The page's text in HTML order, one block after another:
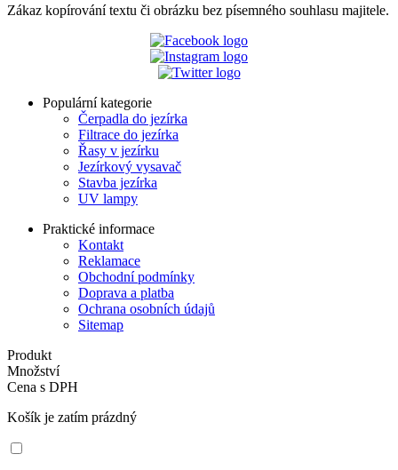
Zákaz kopírování textu či obrázku bez písemného souhlasu majitele.
Populární kategorie
Čerpadla do jezírka
Filtrace do jezírka
Řasy v jezírku
Jezírkový vysavač
Stavba jezírka
UV lampy
Praktické informace
Kontakt
Reklamace
Obchodní podmínky
Doprava a platba
Ochrana osobních údajů
Sitemap
Produkt
Množství
Cena s DPH
Košík je zatím prázdný